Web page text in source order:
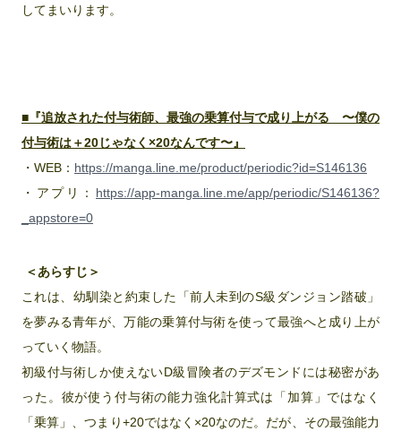
してまいります。
■『追放された付与術師、最強の乗算付与で成り上がる 〜僕の
付与術は＋20じゃなく×20なんです〜』
・WEB： https://manga.line.me/product/periodic?id=S146136
・アプリ： https://app-manga.line.me/app/periodic/S146136?
_appstore=0
＜あらすじ＞
これは、幼馴染と約束した「前人未到のS級ダンジョン踏破」
を夢みる青年が、万能の乗算付与術を使って最強へと成り上が
っていく物語。
初級付与術しか使えないD級冒険者のデズモンドには秘密があ
った。彼が使う付与術の能力強化計算式は「加算」ではなく
「乗算」、つまり+20ではなく×20なのだ。だが、その最強能力